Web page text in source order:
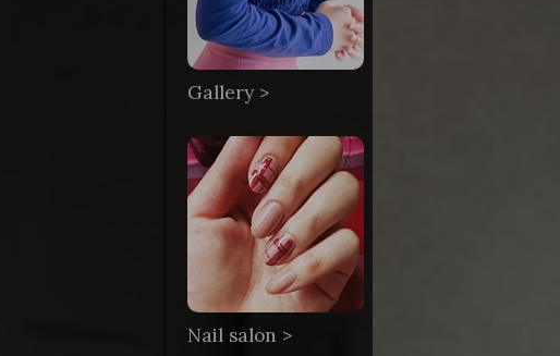
Gallery >
Nail salon >